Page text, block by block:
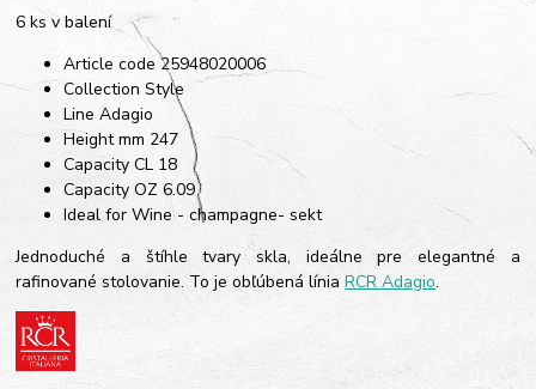
6 ks v balení
Article code 25948020006
Collection Style
Line Adagio
Height mm 247
Capacity CL 18
Capacity OZ 6.09
Ideal for Wine - champagne- sekt
Jednoduché a štíhle tvary skla, ideálne pre elegantné a
rafinované stolovanie. To je obľúbená líniaRCR Adagio.